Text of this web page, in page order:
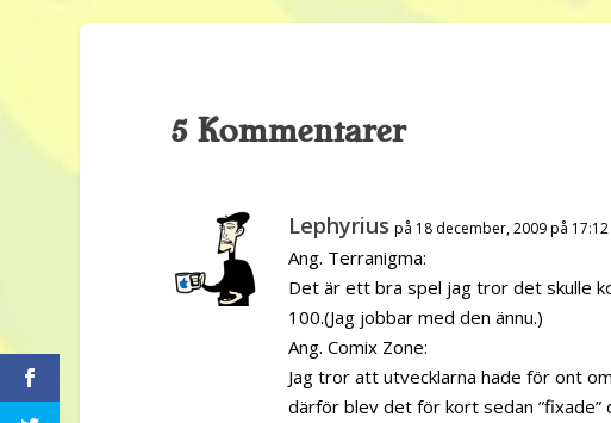
5 Kommentarer
Lephyrius på 18 december, 2009 på 17:12
Ang. Terranigma:
Det är ett bra spel jag tror det skulle
100.(Jag jobbar med den ännu.)
Ang. Comix Zone:
Jag tror att utvecklarna hade för ont
därför blev det för kort sedan